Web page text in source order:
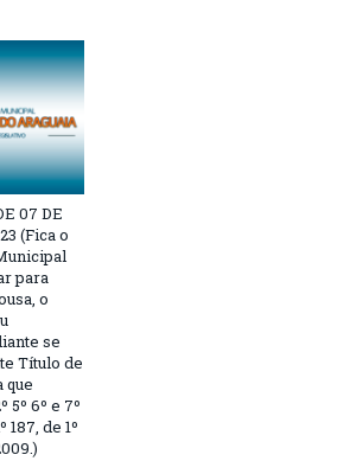
07 DE
(Fica o
para
o
se
Título de
que
5º 6º e 7º
de 1º